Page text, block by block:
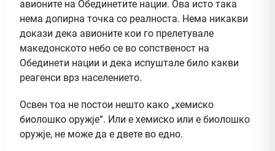
авионите на Обединетите нации. Ова исто така
нема допирна точка со реалноста. Нема никакви
докази дека авионите кои го прелетувале
македонското небо се во сопственост на
Обединети нации и дека испуштале било какви
реагенси врз населението.
Освен тоа не постои нешто како „хемиско
биолошко оружје“. Или е хемиско или е биолошко
оружје, не може да е двете во едно.